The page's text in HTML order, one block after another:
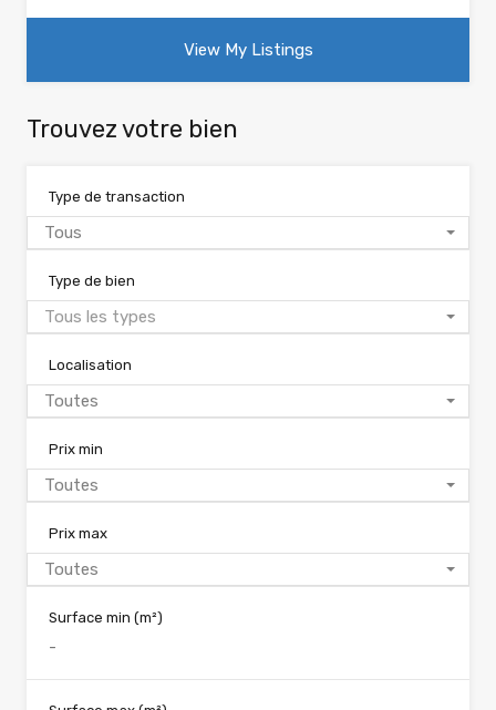
View My Listings
Trouvez votre bien
Type de transaction
Tous
Type de bien
Tous les types
Localisation
Toutes
Prix min
Toutes
Prix max
Toutes
Surface min (m²)